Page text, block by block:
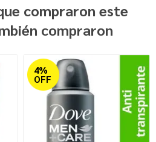
compraron este
compraron
4%
OFF